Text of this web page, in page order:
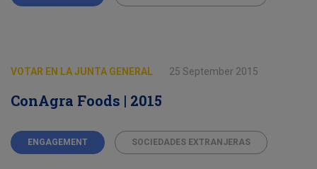
VOTAR EN LA JUNTA GENERAL 25 September 2015
ConAgra Foods | 2015
ENGAGEMENT SOCIEDADES EXTRANJERAS